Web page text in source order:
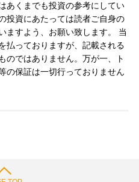
あくまでも投資の参考にしてい
投資にあたっては読者ご自身の
ますよう、お願い致します。 当
払っておりますが、記載される
のではありません。万が一、ト
の保証は一切行っておりません